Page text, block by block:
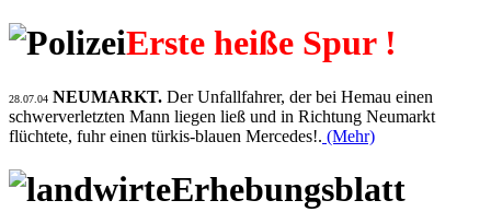
Erste heiße Spur !
28.07.04 NEUMARKT. Der Unfallfahrer, der bei Hemau einen
schwerverletzten Mann liegen ließ und in Richtung Neumarkt
flüchtete, fuhr einen türkis-blauen Mercedes!. (Mehr)
Erhebungsblatt